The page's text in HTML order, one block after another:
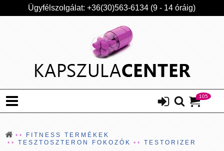
Ügyfélszolgálat: +36(30)563-6134 (9 - 14 óráig)
105
FITNESS TERMÉKEK
TESZTOSZTERON FOKOZÓK
TESTORIZER